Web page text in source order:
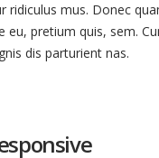
ridiculus mus. Donec
eu, pretium quis, sem.
dis parturient nas.